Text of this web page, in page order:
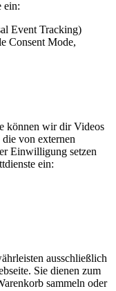
ein:
Event Tracking)
Consent Mode,
können wir dir Videos
von externen
Einwilligung setzen
ein:
ausschließlich
Sie dienen zum
sammeln oder